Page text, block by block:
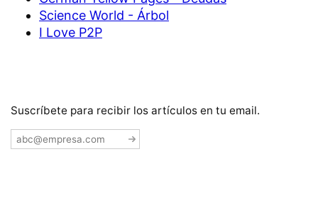
Science World - Árbol
I Love P2P
Suscríbete para recibir los artículos en tu email.